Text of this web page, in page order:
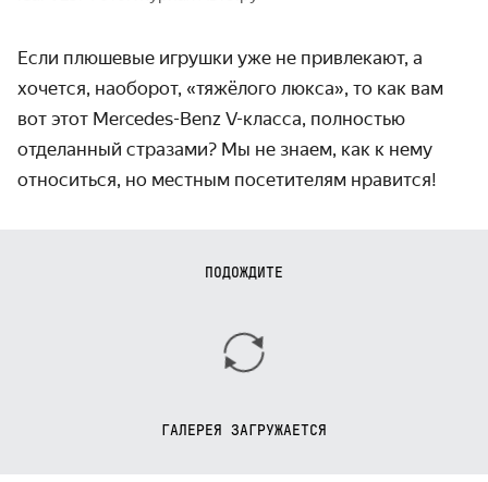
Если плюшевые игрушки уже не привлекают, а
хочется, наоборот, «тяжёлого люкса», то как вам
вот этот Mercedes-Benz V-класса, полностью
отделанный стразами? Мы не знаем, как к нему
относиться, но местным посетителям нравится!
ПОДОЖДИТЕ
ГАЛЕРЕЯ ЗАГРУЖАЕТСЯ